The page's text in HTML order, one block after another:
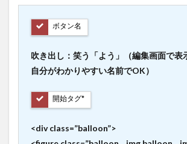
ボタン名
吹き出し：笑う「よう」（編集画面で表
自分がわかりやすい名前でOK）
開始タグ*
<div class=”balloon”>